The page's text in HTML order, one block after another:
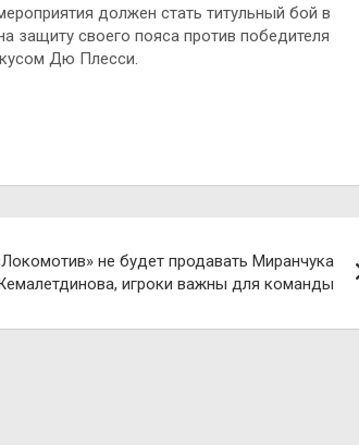
должен стать титульный бой в
защиту своего пояса против победителя
Дю Плесси.
не будет продавать Миранчука
игроки важны для команды